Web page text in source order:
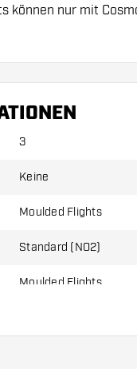
können nur mit
Flights und Shafts.
brechen.
ein anderes
3
Keine
Moulded Flights
Standard (NO2)
Moulded Flights